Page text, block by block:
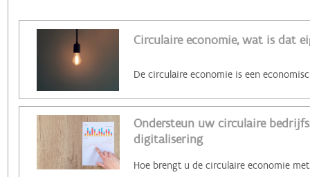
Circulaire economie, wat is dat
Ondersteun uw circulaire
digitalisering